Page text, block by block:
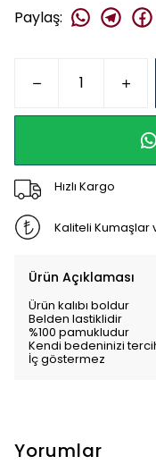
Paylaş:
Hızlı Kargo
Kaliteli Kumaşlar
Ürün Açıklaması
Ürün kalıbı boldur
Belden lastiklidir
%100 pamukludur
Kendi bedeninizi
İç göstermez
Yorumlar